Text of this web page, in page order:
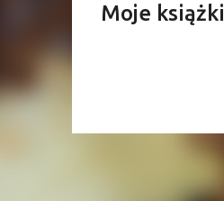
Moje książki